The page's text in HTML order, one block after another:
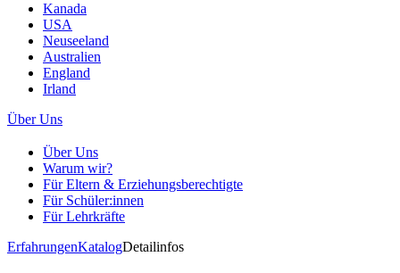
Kanada
USA
Neuseeland
Australien
England
Irland
Über Uns
Über Uns
Warum wir?
Für Eltern & Erziehungsberechtigte
Für Schüler:innen
Für Lehrkräfte
ErfahrungenKatalogDetailinfos